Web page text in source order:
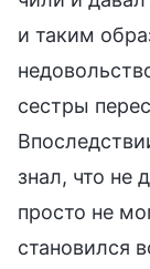
и таким
сестры
знал, что не
просто не
становился